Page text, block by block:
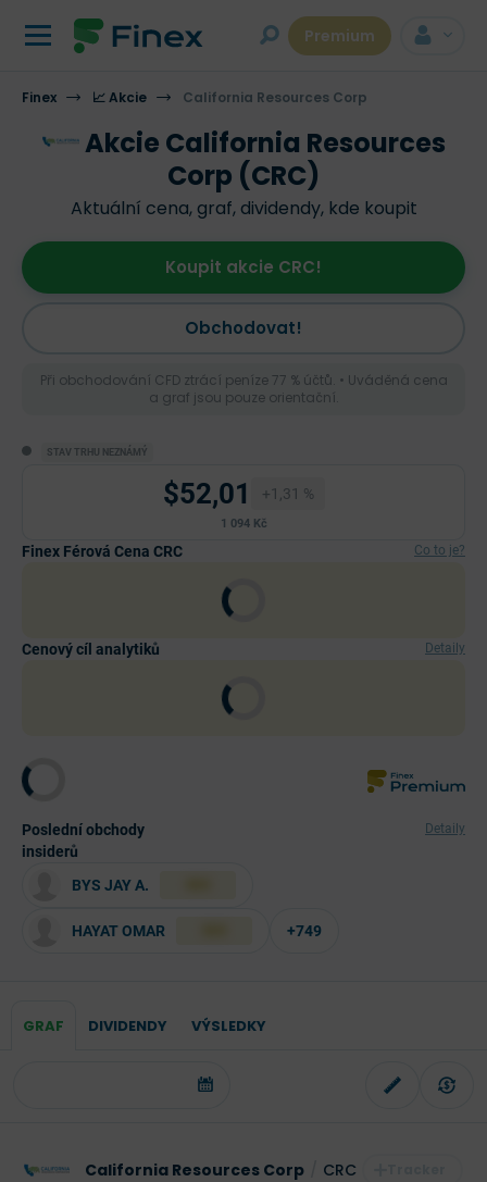
Premium
Finex 📈 Akcie California Resources Corp
Akcie California Resources
Corp (CRC)
Aktuální cena, graf, dividendy, kde koupit
Obchodovat!
Koupit akcie CRC!
Při obchodování CFD ztrácí peníze 77 % účtů. • Uváděná cena
a graf jsou pouze orientační.
STAV TRHU NEZNÁMÝ
$52,01 +1,31 %
1 094 Kč
Finex Férová Cena CRC Co to je?
Cenový cíl analytiků Detaily
Poslední obchody
insiderů
Detaily
BYS JAY A.
HAYAT OMAR +749
GRAF DIVIDENDY VÝSLEDKY
California Resources Corp CRC